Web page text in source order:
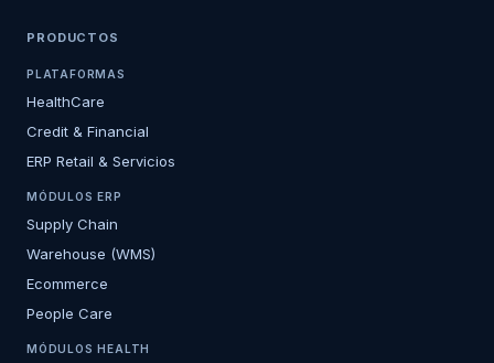
PRODUCTOS
PLATAFORMAS
HealthCare
Credit & Financial
ERP Retail & Servicios
MÓDULOS ERP
Supply Chain
Warehouse (WMS)
Ecommerce
People Care
MÓDULOS HEALTH